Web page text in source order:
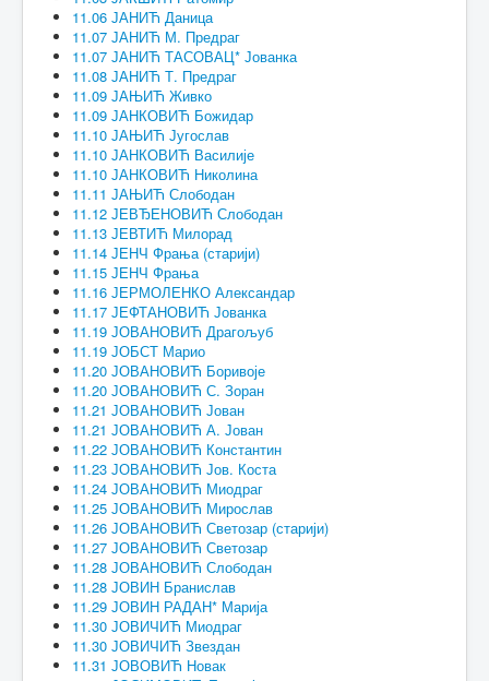
11.06 ЈАНИЋ Даница
11.07 ЈАНИЋ М. Предраг
11.07 ЈАНИЋ ТАСОВАЦ* Јованка
11.08 ЈАНИЋ Т. Предраг
11.09 ЈАЊИЋ Живко
11.09 ЈАНКОВИЋ Божидар
11.10 ЈАЊИЋ Југослав
11.10 ЈАНКОВИЋ Василије
11.10 ЈАНКОВИЋ Николина
11.11 ЈАЊИЋ Слободан
11.12 ЈЕВЂЕНОВИЋ Слободан
11.13 ЈЕВТИЋ Милорад
11.14 ЈЕНЧ Фрања (старији)
11.15 ЈЕНЧ Фрања
11.16 ЈЕРМОЛЕНКО Александар
11.17 ЈЕФТАНОВИЋ Јованка
11.19 ЈОВАНОВИЋ Драгољуб
11.19 ЈОБСТ Марио
11.20 ЈОВАНОВИЋ Боривоје
11.20 ЈОВАНОВИЋ С. Зоран
11.21 ЈОВАНОВИЋ Јован
11.21 ЈОВАНОВИЋ А. Јован
11.22 ЈОВАНОВИЋ Константин
11.23 ЈОВАНОВИЋ Јов. Коста
11.24 ЈОВАНОВИЋ Миодраг
11.25 ЈОВАНОВИЋ Мирослав
11.26 ЈОВАНОВИЋ Светозар (старији)
11.27 ЈОВАНОВИЋ Светозар
11.28 ЈОВАНОВИЋ Слободан
11.28 ЈОВИН Бранислав
11.29 ЈОВИН РАДАН* Марија
11.30 ЈОВИЧИЋ Миодраг
11.30 ЈОВИЧИЋ Звездан
11.31 ЈОВОВИЋ Новак